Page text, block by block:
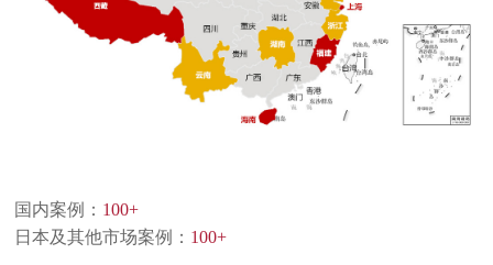
国内案例： 100+
日本及其他市场案例： 100+